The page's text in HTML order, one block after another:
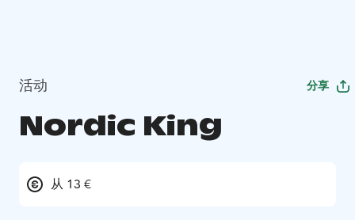
活动 分享
Nordic King
从 13 €